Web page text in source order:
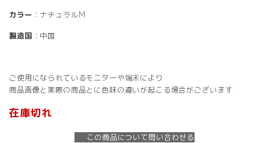
カラー ：ナチュラルM
製造国 ：中国
ご使用になられているモニターや端末により
商品画像と実際の商品とに色味の違いが起こる場合がございます
在庫切れ
この商品について問い合わせる